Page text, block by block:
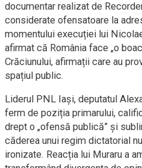
documentar realizat de
considerate ofensatoare la
momentului execuției lui
afirmat că România face „o
Crăciunului, afirmații care au
spațiul public.
Liderul PNL Iași, deputatul
ferm de poziția primarului,
drept o „ofensă publică” și
căderea unui regim dictatorial
ironizate. Reacția lui Muraru a